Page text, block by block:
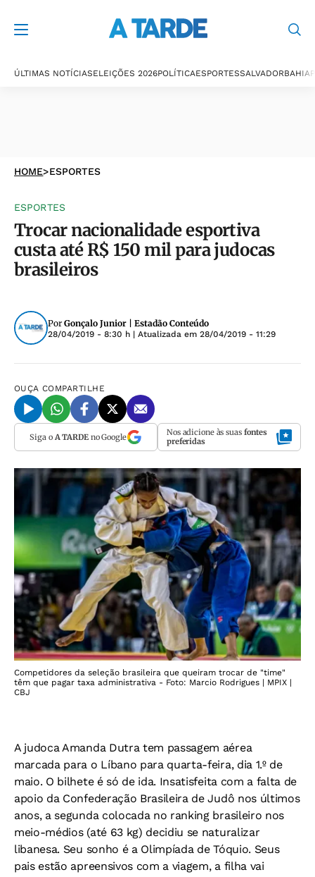
ÚLTIMAS NOTÍCIASELEIÇÕES 2026POLÍTICAESPORTESSALVADORBAHIA
HOME>ESPORTES
ESPORTES
Trocar nacionalidade esportiva
custa até R$ 150 mil para judocas
brasileiros
Por Gonçalo Junior | Estadão Conteúdo
28/04/2019 - 8:30 h | Atualizada em 28/04/2019 - 11:29
OUÇA COMPARTILHE
Siga o A TARDEno Google Nos adicione às suas fontes
preferidas
Competidores da seleção brasileira que queiram trocar de "time"
têm que pagar taxa administrativa - Foto: Marcio Rodrigues | MPIX |
CBJ
A judoca Amanda Dutra tem passagem aérea
marcada para o Líbano para quarta-feira, dia 1.º de
maio. O bilhete é só de ida. Insatisfeita com a falta de
apoio da Confederação Brasileira de Judô nos últimos
anos, a segunda colocada no ranking brasileiro nos
meio-médios (até 63 kg) decidiu se naturalizar
libanesa. Seu sonho é a Olimpíada de Tóquio. Seus
pais estão apreensivos com a viagem, a filha vai